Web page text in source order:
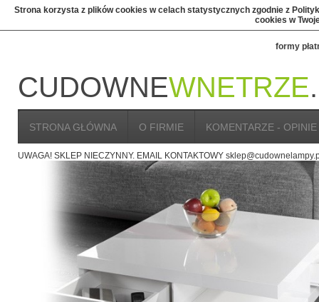
Strona korzysta z plików cookies w celach statystycznych zgodnie z
cookies w
formy
CUDOWNEWNETRZE
STRONA GŁÓWNA O FIRMIE KOMENTARZE - OPINIE
UWAGA! SKLEP NIECZYNNY. EMAIL KONTAKTOWY